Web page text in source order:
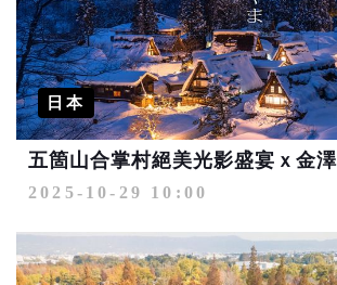
日本
2025-10-29 10:00